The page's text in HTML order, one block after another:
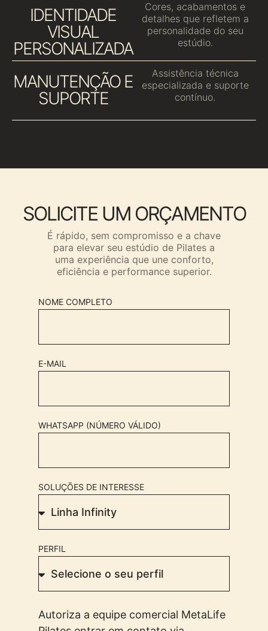
IDENTIDADE
VISUAL
PERSONALIZADA
Cores, acabamentos e
detalhes que refletem a
personalidade do seu
estúdio.
MANUTENÇÃO E
SUPORTE
Assistência técnica
especializada e suporte
contínuo.
SOLICITE UM ORÇAMENTO
É rápido, sem compromisso e a chave
para elevar seu estúdio de Pilates a
uma experiência que une conforto,
eficiência e performance superior.
NOME COMPLETO
E-MAIL
WHATSAPP (NÚMERO VÁLIDO)
SOLUÇÕES DE INTERESSE
PERFIL
Autoriza a equipe comercial MetaLife